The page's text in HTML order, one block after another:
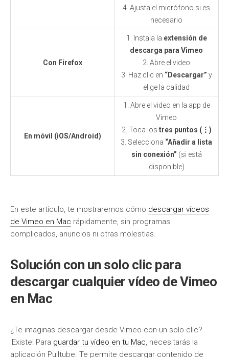
4. Ajusta el micrófono si es
necesario
Con Firefox
1. Instala la extensión de
descarga para Vimeo
2. Abre el video
3. Haz clic en “Descargar” y
elige la calidad
En móvil (iOS/Android)
1. Abre el video en la app de
Vimeo
2. Toca los tres puntos (⋮)
3. Selecciona “Añadir a lista
sin conexión” (si está
disponible)
En este artículo, te mostraremos cómo descargar vídeos
de Vimeo en Mac rápidamente, sin programas
complicados, anuncios ni otras molestias.
Solución con un solo clic para
descargar cualquier vídeo de Vimeo
en Mac
¿Te imaginas descargar desde Vimeo con un solo clic?
¡Existe! Para guardar tu vídeo en tu Mac, necesitarás la
aplicación Pulltube. Te permite descargar contenido de